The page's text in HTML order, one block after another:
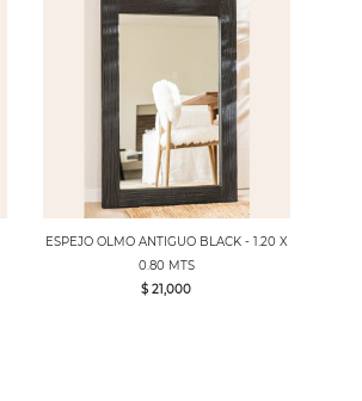
ESPEJO OLMO ANTIGUO BLACK - 1.20 X
0.80 MTS
$ 21,000